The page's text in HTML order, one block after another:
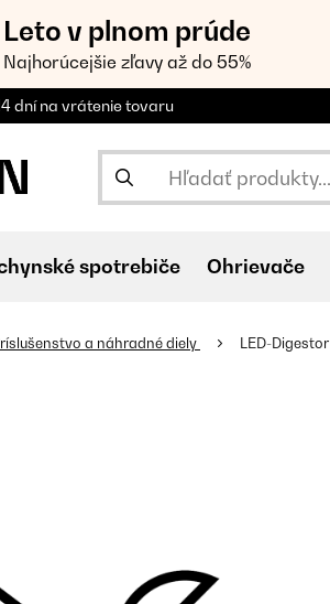
Leto v plnom prúde
Najhorúcejšie zľavy až do 55%
dní na vrátenie tovaru
spotrebiče Ohrievače
a náhradné diely LED-Digestor